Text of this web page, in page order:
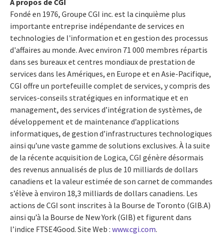
Fondé en 1976, Groupe CGI inc. est la cinquième plus
importante entreprise indépendante de services en
technologies de l'information et en gestion des processus
d'affaires au monde. Avec environ 71 000 membres répartis
dans ses bureaux et centres mondiaux de prestation de
services dans les Amériques, en Europe et en Asie-Pacifique,
CGI offre un portefeuille complet de services, y compris des
services-conseils stratégiques en informatique et en
management, des services d’intégration de systèmes, de
développement et de maintenance d’applications
informatiques, de gestion d’infrastructures technologiques
ainsi qu’une vaste gamme de solutions exclusives. À la suite
de la récente acquisition de Logica, CGI génère désormais
des revenus annualisés de plus de 10 milliards de dollars
canadiens et la valeur estimée de son carnet de commandes
s’élève à environ 18,3 milliards de dollars canadiens. Les
actions de CGI sont inscrites à la Bourse de Toronto (GIB.A)
ainsi qu’à la Bourse de New York (GIB) et figurent dans
l’indice FTSE4Good. Site Web : www.cgi.com.